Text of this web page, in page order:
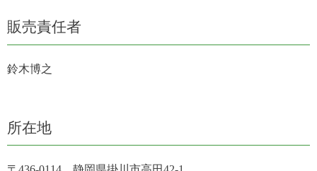
販売責任者
鈴木博之
所在地